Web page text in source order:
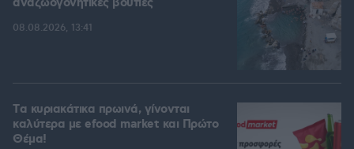
αναζωογονητικές βουτιές
08.08.2026, 13:41
Tα κυριακάτικα πρωινά, γίνονται
καλύτερα με efood market και Πρώτο
Θέμα!